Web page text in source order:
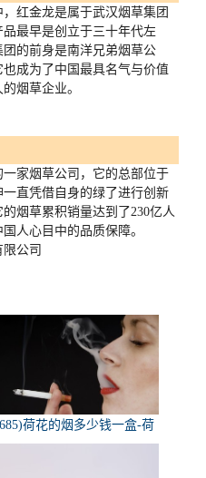
红金龙是属于武汉烟草集团
最早是创立于三十年代左
的前身是南洋兄弟烟草公
成为了中国最具名气与价值
烟草企业。
一家烟草公司，它的总部位于
直凭借自身的绿了进行创新
烟草累积销量达到了230亿人
人心目中的品质保障。
公司
荷花的烟多少钱一盒-荷
花烟多少钱一盒